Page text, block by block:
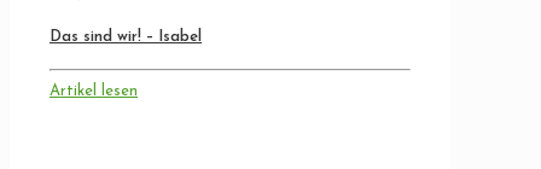
Das sind wir! – Isabel
Artikel lesen